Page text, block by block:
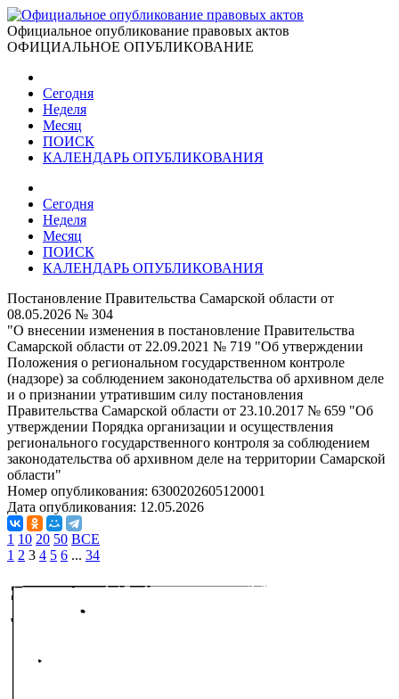
Официальное опубликование правовых актов
ОФИЦИАЛЬНОЕ ОПУБЛИКОВАНИЕ
Сегодня
Неделя
Месяц
ПОИСК
КАЛЕНДАРЬ ОПУБЛИКОВАНИЯ
Сегодня
Неделя
Месяц
ПОИСК
КАЛЕНДАРЬ ОПУБЛИКОВАНИЯ
Постановление Правительства Самарской области от
08.05.2026 № 304
"О внесении изменения в постановление Правительства
Самарской области от 22.09.2021 № 719 "Об утверждении
Положения о региональном государственном контроле
(надзоре) за соблюдением законодательства об архивном деле
и о признании утратившим силу постановления
Правительства Самарской области от 23.10.2017 № 659 "Об
утверждении Порядка организации и осуществления
регионального государственного контроля за соблюдением
законодательства об архивном деле на территории Самарской
области"
Номер опубликования: 6300202605120001
Дата опубликования: 12.05.2026
1 10 20 50 ВСЕ
1 2 3 4 5 6 ... 34